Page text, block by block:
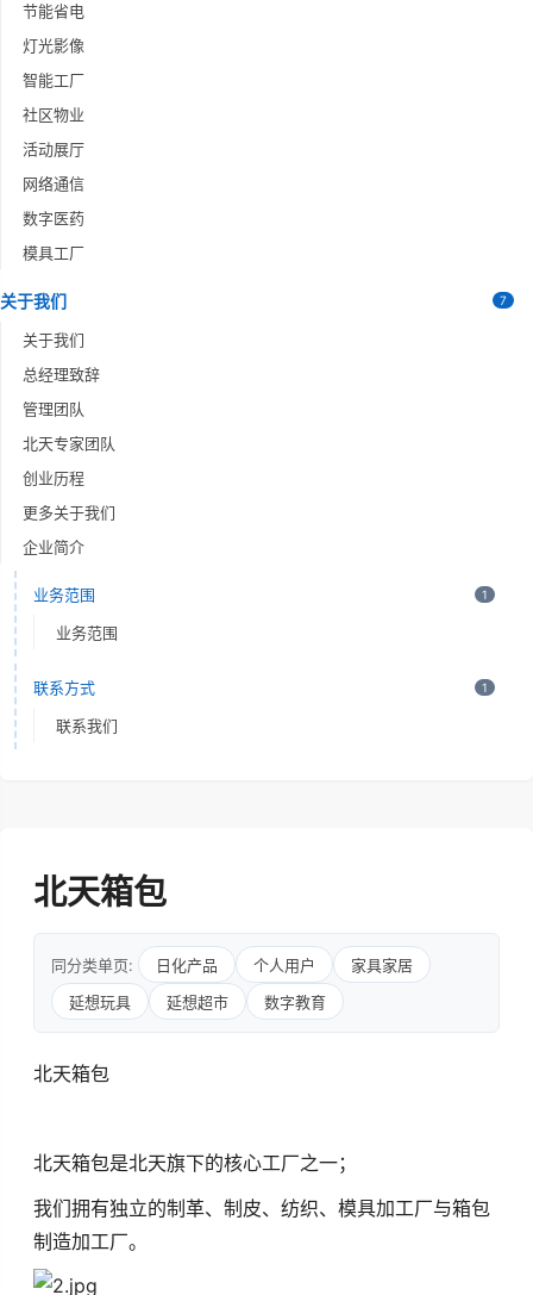
节能省电
灯光影像
智能工厂
社区物业
活动展厅
网络通信
数字医药
模具工厂
关于我们 7
关于我们
总经理致辞
管理团队
北天专家团队
创业历程
更多关于我们
企业简介
业务范围 1
业务范围
联系方式 1
联系我们
北天箱包
同分类单页: 日化产品 个人用户
家具家居
延想玩具
延想超市 数字教育
北天箱包
北天箱包是北天旗下的核心工厂之一；
我们拥有独立的制革、制皮、纺织、模具加工厂与箱包
制造加工厂。